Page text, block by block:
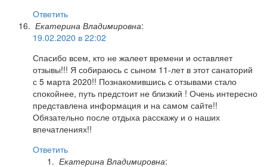
Ответить
Екатерина Владимировна:
19.02.2020 в 22:02
Спасибо всем, кто не жалеет времени и оставляет
отзывы!!! Я собираюсь с сыном 11-лет в этот санаторий
с 5 марта 2020!! Познакомившись с отзывами стало
спокойнее, путь предстоит не близкий ! Очень интересно
представлена информация и на самом сайте!!
Обязательно после отдыха расскажу и о наших
впечатлениях!!
Ответить
Екатерина Владимировна: